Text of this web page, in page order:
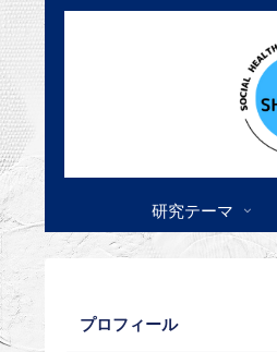
研究テーマ
プロフィール